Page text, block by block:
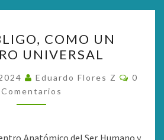
OMBLIGO,
COMO
UN
CENTRO
UNIVERSAL
COMO UN
UNIVERSAL
Eduardo Flores Z
0
Comentarios
Anatómico del Ser Humano y